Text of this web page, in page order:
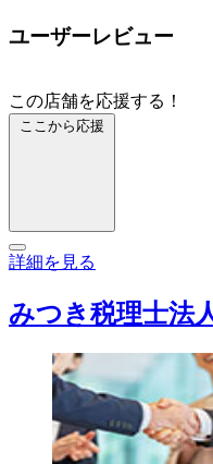
ユーザーレビュー
この店舗を応援する！
ここから応援
詳細を見る
みつき税理士法